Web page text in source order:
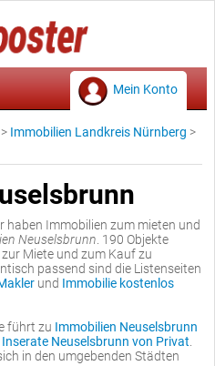
Mein Konto
> Immobilien Landkreis Nürnberg >
haben Immobilien zum mieten und
Neuselsbrunn . 190 Objekte
Miete und zum Kauf zu
passend sind die Listenseiten
und Immobilie kostenlos
führt zu Immobilien Neuselsbrunn
Neuselsbrunn von Privat
in den umgebenden Städten